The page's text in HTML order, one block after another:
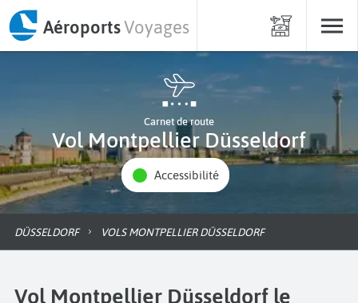
AéroportsVoyages
Carnet de route
Vol Montpellier Düsseldorf
Accessibilité
DÜSSELDORF VOLS MONTPELLIER DÜSSELDORF
Vol Montpellier Düsseldorf le